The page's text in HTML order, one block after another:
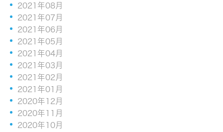
2021年08月
2021年07月
2021年06月
2021年05月
2021年04月
2021年03月
2021年02月
2021年01月
2020年12月
2020年11月
2020年10月